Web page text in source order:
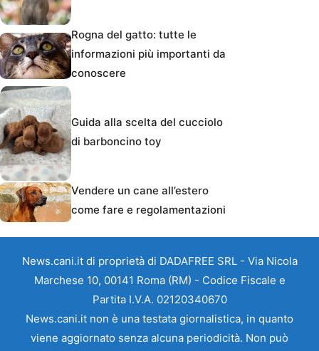
Rogna del gatto: tutte le
informazioni più importanti da
conoscere
Guida alla scelta del cucciolo
di barboncino toy
Vendere un cane all’estero
come fare e regolamentazioni
News.cani.it di proprietà di DADAFREE SRL - Via Nicola
Marchese 10, 00141 Roma (RM) - Codice Fiscale e
Partita I.V.A. 02120340670
News.cani.it non è una testata giornalistica, in quanto
viene aggiornato senza alcuna periodicità. Non può